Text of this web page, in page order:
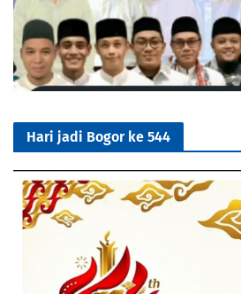
Hari jadi Bogor ke 544